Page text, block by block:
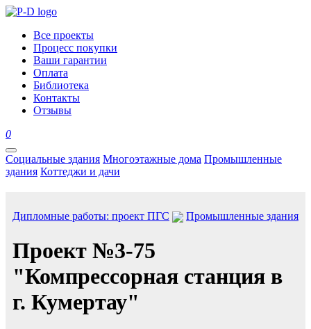
Все проекты
Процесс покупки
Ваши гарантии
Оплата
Библиотека
Контакты
Отзывы
0
Социальные здания Многоэтажные дома Промышленные
здания Коттеджи и дачи
Дипломные работы: проект ПГС Промышленные здания
Проект №3-75
"Компрессорная станция в
г. Кумертау"